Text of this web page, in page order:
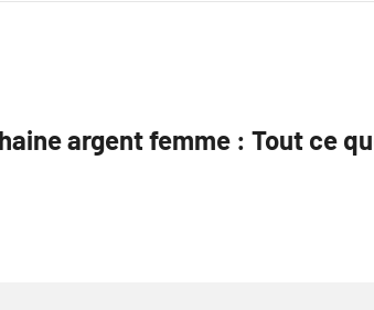
argent femme : Tout ce